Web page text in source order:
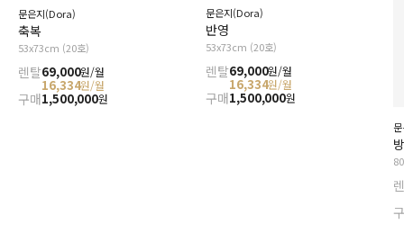
문은지(Dora)
축복
53x73cm (20호)
렌탈69,000원/월
16,334원/월
구매1,500,000원
문은지(Dora)
반영
53x73cm (20호)
렌탈69,000원/월
16,334원/월
구매1,500,000원